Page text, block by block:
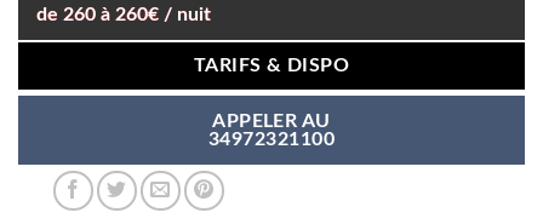
de 260 à 260€ / nuit
TARIFS & DISPO
APPELER AU
34972321100